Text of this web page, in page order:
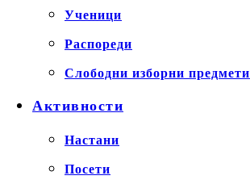
Ученици
Распореди
Слободни изборни предмети
Активности
Настани
Посети